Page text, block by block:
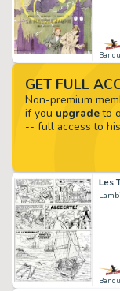
GET FULL
Non-premium
if you upgradeto
-- full access to